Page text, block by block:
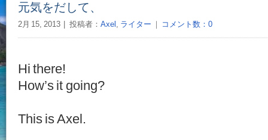
元気をだして、
2月 15, 2013 投稿者：Axel , ライター ｜ コメント数：0
Hi there!
How’s it going?
This is Axel.